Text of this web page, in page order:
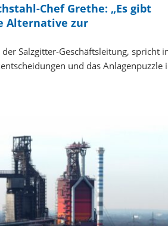
Chef Grethe: „Es gibt
Alternative zur
Salzgitter-Geschäftsleitung, spricht
und das Anlagenpuzzle